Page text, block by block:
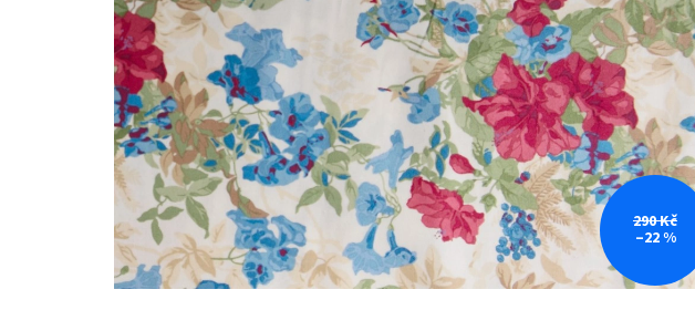
290 Kč
–22 %